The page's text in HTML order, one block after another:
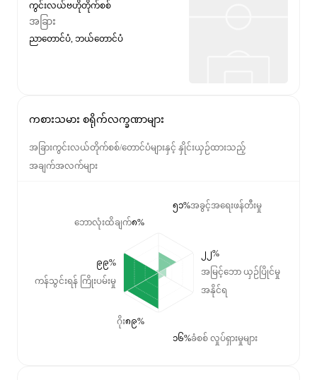
ကွင်းလယ်ဗဟိုတိုက်စစ်
အခြား
ညာတောင်ပံ, ဘယ်တောင်ပံ
ကစားသမား စရိုက်လက္ခဏာများ
အခြားကွင်းလယ်တိုက်စစ်/တောင်ပံများနှင့် နှိုင်းယှဉ်ထားသည့်
အချက်အလက်များ
ဘောလုံးထိချက်၈%
ကန်သွင်းရန် ကြိုးပမ်းမှု
၉၉%
ဂိုး၈၉%
အခွင့်အရေးဖန်တီးမှု
၅၁%
အမြင့်ဘော ယှဉ်ပြိုင်မှု
အနိုင်ရ
၂၂%
ခံစစ် လှုပ်ရှားမှုများ
၁၆%